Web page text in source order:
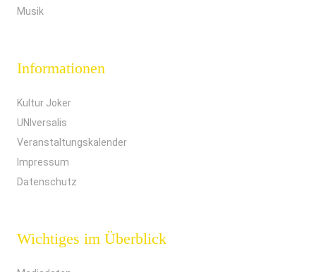
Musik
Informationen
Kultur Joker
UNIversalis
Veranstaltungskalender
Impressum
Datenschutz
Wichtiges im Überblick